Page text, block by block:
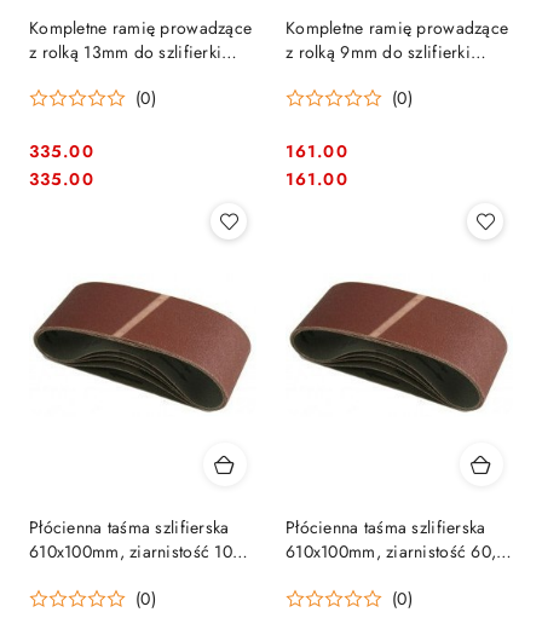
Kompletne ramię prowadzące
z rolką 13mm do szlifierki
(0)
Cena:
335.00
Cena:
335.00
Kompletne ramię prowadzące
z rolką 9mm do szlifierki
(0)
Cena:
161.00
Cena:
161.00
Płócienna taśma szlifierska
610x100mm, ziarnistość 100,
(0)
Płócienna taśma szlifierska
610x100mm, ziarnistość 60,
(0)